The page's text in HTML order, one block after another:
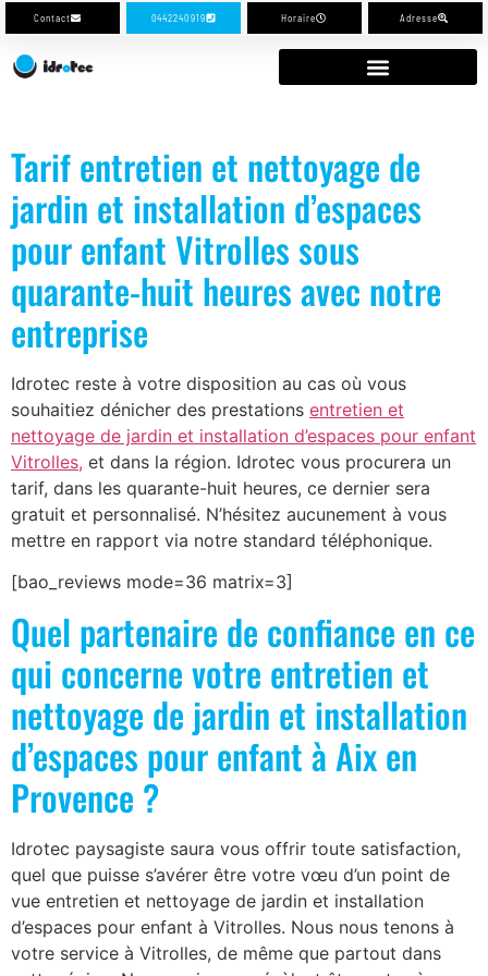
Contact 0442240919 Horaire Adresse
Tarif entretien et nettoyage de
jardin et installation d’espaces
pour enfant Vitrolles sous
quarante-huit heures avec notre
entreprise
Idrotec reste à votre disposition au cas où vous
souhaitiez dénicher des prestations entretien et
nettoyage de jardin et installation d’espaces pour enfant
Vitrolles, et dans la région. Idrotec vous procurera un
tarif, dans les quarante-huit heures, ce dernier sera
gratuit et personnalisé. N’hésitez aucunement à vous
mettre en rapport via notre standard téléphonique.
[bao_reviews mode=36 matrix=3]
Quel partenaire de confiance en ce
qui concerne votre entretien et
nettoyage de jardin et installation
d’espaces pour enfant à Aix en
Provence ?
Idrotec paysagiste saura vous offrir toute satisfaction,
quel que puisse s’avérer être votre vœu d’un point de
vue entretien et nettoyage de jardin et installation
d’espaces pour enfant à Vitrolles. Nous nous tenons à
votre service à Vitrolles, de même que partout dans